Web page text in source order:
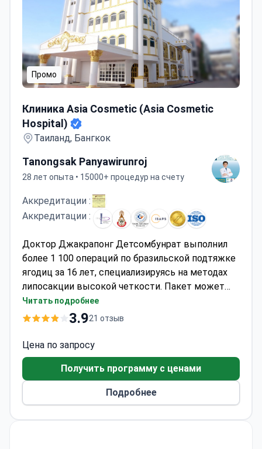
Промо
Клиника Asia Cosmetic (Asia Cosmetic
Hospital)
Таиланд, Бангкок
Tanongsak Panyawirunroj
28 лет опыта • 15000+ процедур на счету
Аккредитации :
Аккредитации :
Доктор Джакрапонг Детсомбунрат выполнил
более 1 100 операций по бразильской подтяжке
ягодиц за 16 лет, специализируясь на методах
липосакции высокой четкости. Пакет может
стоить около 5 000 долларов — обычно он
включает операцию, общий наркоз,
больнице и 6 месяцев последующего
наблюдения. Asia Cosmetic Hospital имеет
аккредитации JCI и ISO, с рейтингом 4,2/5 от
пациентов. Доктор Детсомбунрат имеет
сертификат ISAPS и возглавляет программу
Читать подробнее
3.921 отзыв
Цена по запросу
Получить программу с ценами
Подробнее